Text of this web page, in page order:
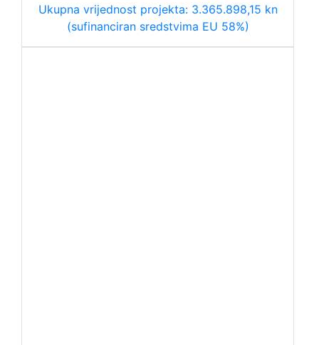
Ukupna vrijednost projekta: 3.365.898,15 kn
(sufinanciran sredstvima EU 58%)